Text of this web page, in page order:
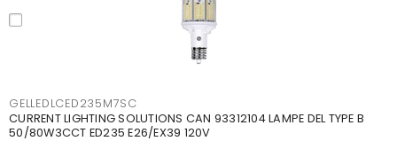
GELLEDLCED235M7SC
CURRENT LIGHTING SOLUTIONS CAN 93312104 LAMPE DEL TYPE B
50/80W3CCT ED235 E26/EX39 120V